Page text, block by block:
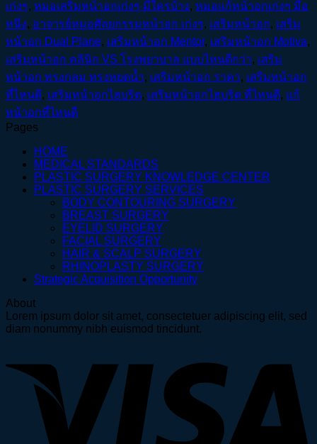
เก่งๆ, หมอเสริมหน้าอกเก่งๆ มีใครบ้าง, หมอแก้หน้าอกเก่งๆ มือ
หนึ่ง, อาจารย์หมอศัลยกรรมหน้าอก เก่งๆ, เสริมหน้าอก, เสริม
หน้าอก Dual Plane, เสริมหน้าอก Mentor, เสริมหน้าอก Motiva,
เสริมหน้าอก คลินิก VS โรงพยาบาล แบบไหนดีกว่า, เสริม
หน้าอก ทรงกลม ทรงหยดน้ำ, เสริมหน้าอก ราคา, เสริมหน้าอก
ที่ไหนดี, เสริมหน้าอกไฮบริด, เสริมหน้าอกไฮบริด ที่ไหนดี, แก้
หน้าอกที่ไหนดี
Pages
HOME
MEDICAL STANDARDS
PLASTIC SURGERY KNOWLEDGE CENTER
PLASTIC SURGERY SERVICES
BODY CONTOURING SURGERY
BREAST SURGERY
EYELID SURGERY
FACIAL SURGERY
HAIR & SCALP SURGERY
RHINOPLASTY SURGERY
Strategic Acquisition Opportunity
About
Lorem ipsum dolor sit amet, consectetuer adipiscing elit, sed
diam nonummy nibh euismod tincidunt.